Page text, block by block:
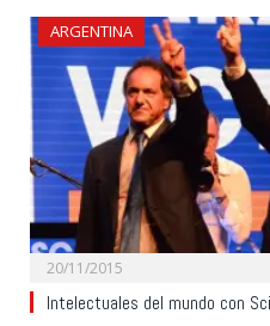
ARGENTINA
20/11/2015
Intelectuales del mundo con